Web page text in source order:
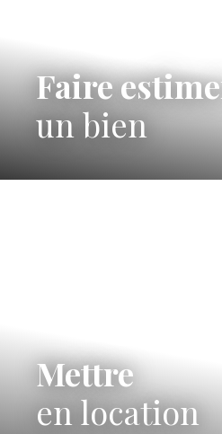
Faire
un bien
Mettre
en location